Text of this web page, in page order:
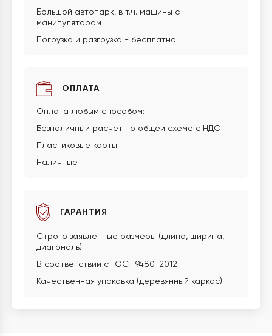
Большой автопарк, в т.ч. машины с
манипулятором
Погрузка и разгрузка - бесплатно
ОПЛАТА
Оплата любым способом:
Безналичный расчет по общей схеме с НДС
Пластиковые карты
Наличные
ГАРАНТИЯ
Строго заявленные размеры (длина, ширина,
диагональ)
В соответствии с ГОСТ 9480-2012
Качественная упаковка (деревянный каркас)